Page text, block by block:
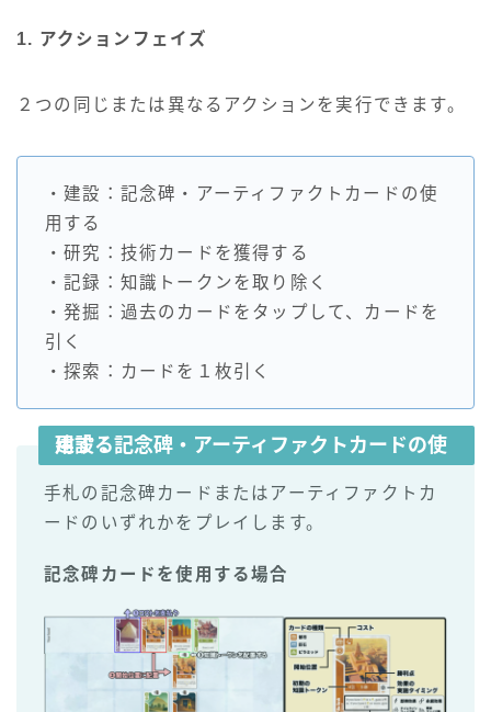
1. アクションフェイズ
２つの同じまたは異なるアクションを実行できます。
・建設：記念碑・アーティファクトカードの使
用する
・研究：技術カードを獲得する
・記録：知識トークンを取り除く
・発掘：過去のカードをタップして、カードを
引く
・探索：カードを１枚引く
建設：記念碑・アーティファクトカードの使用する
手札の記念碑カードまたはアーティファクトカ
ードのいずれかをプレイします。
記念碑カードを使用する場合